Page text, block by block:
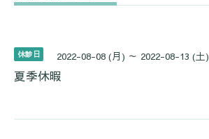
休診日 2022-08-08 (月) ～ 2022-08-13 (土)
夏季休暇